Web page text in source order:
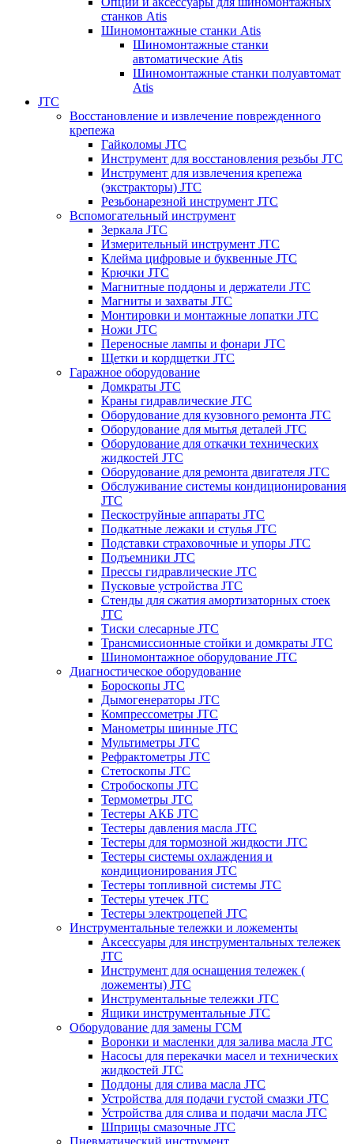
станков Atis
Шиномонтажные станки Atis
Шиномонтажные станки
автоматические Atis
Шиномонтажные станки полуавтомат
Atis
JTC
Восстановление и извлечение поврежденного
крепежа
Гайколомы JTC
Инструмент для восстановления резьбы JTC
Инструмент для извлечения крепежа
(экстракторы) JTC
Резьбонарезной инструмент JTC
Вспомогательный инструмент
Зеркала JTC
Измерительный инструмент JTC
Клейма цифровые и буквенные JTC
Крючки JTC
Магнитные поддоны и держатели JTC
Магниты и захваты JTC
Монтировки и монтажные лопатки JTC
Ножи JTC
Переносные лампы и фонари JTC
Щетки и кордщетки JTC
Гаражное оборудование
Домкраты JTC
Краны гидравлические JTC
Оборудование для кузовного ремонта JTC
Оборудование для мытья деталей JTC
Оборудование для откачки технических
жидкостей JTC
Оборудование для ремонта двигателя JTC
Обслуживание системы кондиционирования
JTC
Пескоструйные аппараты JTC
Подкатные лежаки и стулья JTC
Подставки страховочные и упоры JTC
Подъемники JTC
Прессы гидравлические JTC
Пусковые устройства JTC
Стенды для сжатия амортизаторных стоек
JTC
Тиски слесарные JTC
Трансмиссионные стойки и домкраты JTC
Шиномонтажное оборудование JTC
Диагностическое оборудование
Бороскопы JTC
Дымогенераторы JTC
Компрессометры JTC
Манометры шинные JTC
Мультиметры JTC
Рефрактометры JTC
Стетоскопы JTC
Стробоскопы JTC
Термометры JTC
Тестеры АКБ JTC
Тестеры давления масла JTC
Тестеры для тормозной жидкости JTC
Тестеры системы охлаждения и
кондиционирования JTC
Тестеры топливной системы JTC
Тестеры утечек JTC
Тестеры электроцепей JTC
Инструментальные тележки и ложементы
Аксессуары для инструментальных тележек
JTC
Инструмент для оснащения тележек (
ложементы) JTC
Инструментальные тележки JTC
Ящики инструментальные JTC
Оборудование для замены ГСМ
Воронки и масленки для залива масла JTC
Насосы для перекачки масел и технических
жидкостей JTC
Поддоны для слива масла JTC
Устройства для подачи густой смазки JTC
Устройства для слива и подачи масла JTC
Шприцы смазочные JTC
Пневматический инструмент